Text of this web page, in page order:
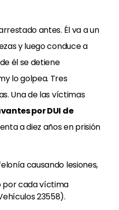
antes. Él va a un
y luego conduce a
él se detiene
lo golpea. Tres
Una de las víctimas
por DUI de
a diez años en prisión
causando lesiones,
por cada víctima
23558).